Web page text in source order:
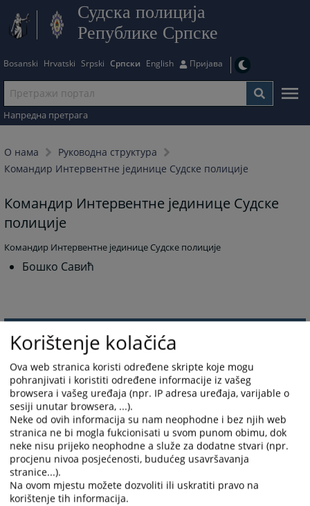
Судска полиција
Републике Српске
Bosanski Hrvatski Srpski Српски English Пријава
Напредна претрага
О нама
Руководна структура
Командир Интервентне јединице Судске полиције
Командир Интервентне јединице Судске
полиције
Командир Интервентне јединице Судске полиције
Бошко Савић
Korištenje kolačića
Ova web stranica koristi određene skripte koje mogu
pohranjivati i koristiti određene informacije iz vašeg
browsera i vašeg uređaja (npr. IP adresa uređaja, varijable o
sesiji unutar browsera, ...).
Neke od ovih informacija su nam neophodne i bez njih web
stranica ne bi mogla fukcionisati u svom punom obimu, dok
neke nisu prijeko neophodne a služe za dodatne stvari (npr.
procjenu nivoa posjećenosti, budućeg usavršavanja
stranice...).
Na ovom mjestu možete dozvoliti ili uskratiti pravo na
korištenje tih informacija.